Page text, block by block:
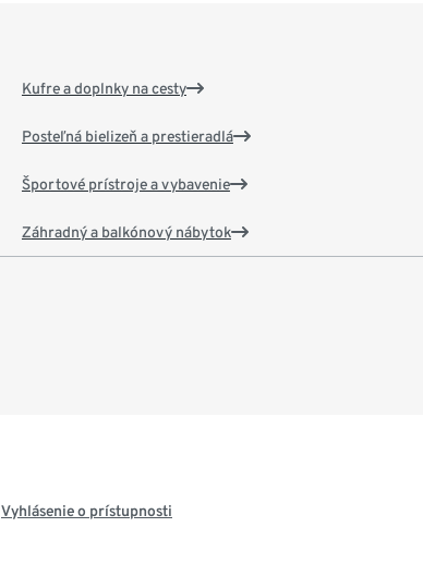
Kufre a doplnky na cesty
Posteľná bielizeň a prestieradlá
Športové prístroje a vybavenie
Záhradný a balkónový nábytok
Vyhlásenie o prístupnosti